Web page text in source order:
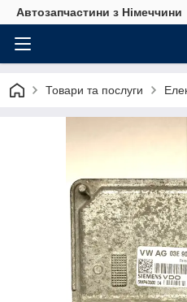
Автозапчастини з Німеччини
Товари та послуги